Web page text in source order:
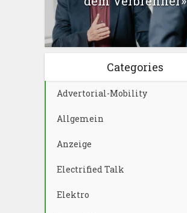
Categories
Advertorial-Mobility
Allgemein
Anzeige
Electrified Talk
Elektro